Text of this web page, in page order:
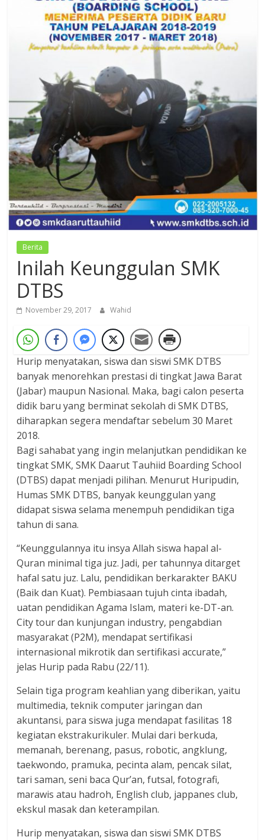
Ikhtiar
Berita
Inilah Keunggulan SMK
DTBS
November 29, 2017 Wahid
Hurip menyatakan, siswa dan siswi SMK DTBS
banyak menorehkan prestasi di tingkat Jawa Barat
(Jabar) maupun Nasional. Maka, bagi calon peserta
didik baru yang berminat sekolah di SMK DTBS,
diharapkan segera mendaftar sebelum 30 Maret
2018.
Bagi sahabat yang ingin melanjutkan pendidikan ke
tingkat SMK, SMK Daarut Tauhiid Boarding School
(DTBS) dapat menjadi pilihan. Menurut Huripudin,
Humas SMK DTBS, banyak keunggulan yang
didapat siswa selama menempuh pendidikan tiga
tahun di sana.
“Keunggulannya itu insya Allah siswa hapal al-
Quran minimal tiga juz. Jadi, per tahunnya ditarget
hafal satu juz. Lalu, pendidikan berkarakter BAKU
(Baik dan Kuat). Pembiasaan tujuh cinta ibadah,
uatan pendidikan Agama Islam, materi ke-DT-an.
City tour dan kunjungan industry, pengabdian
masyarakat (P2M), mendapat sertifikasi
internasional mikrotik dan sertifikasi accurate,”
jelas Hurip pada Rabu (22/11).
Selain tiga program keahlian yang diberikan, yaitu
multimedia, teknik computer jaringan dan
akuntansi, para siswa juga mendapat fasilitas 18
kegiatan ekstrakurikuler. Mulai dari berkuda,
memanah, berenang, pasus, robotic, angklung,
taekwondo, pramuka, pecinta alam, pencak silat,
tari saman, seni baca Qur’an, futsal, fotografi,
marawis atau hadroh, English club, jappanes club,
ekskul masak dan keterampilan.
Hurip menyatakan, siswa dan siswi SMK DTBS